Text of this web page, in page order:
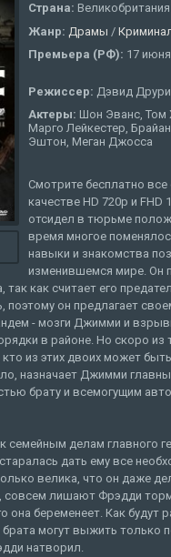
Страна: Великобритания
Жанр: Драмы /
Премьера (РФ): 17
Режиссер: Дэвид Друри
Актеры: Шон Эванс, Том
Марго Лейкестер,
Эштон, Меган Джосса
Смотрите бесплатно
качестве HD 720p и
отсидел в тюрьме
время многое
навыки и знакомства
изменившемся мире. Он
так как считает его
поэтому он предлагает
- мозги Джимми и
в районе. Но скоро
из этих двоих может
назначает Джимми
брату и всемогущим
семейным делам главного
дать ему все
велика, что он даже
совсем лишают Фрэдди
она беременеет. Как будут
могут выжить только
натворил.